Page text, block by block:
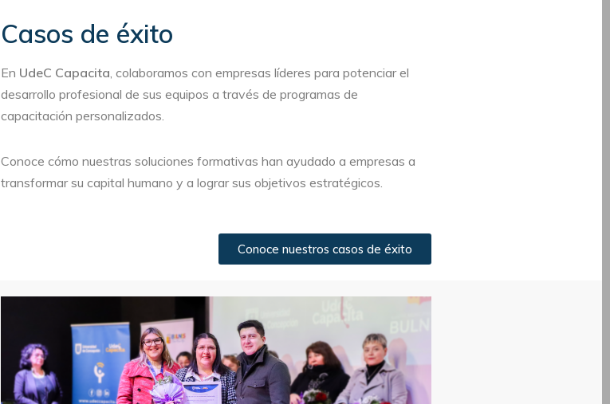
Casos de éxito
En UdeC Capacita, colaboramos con empresas líderes para potenciar el
desarrollo profesional de sus equipos a través de programas de
capacitación personalizados.
Conoce cómo nuestras soluciones formativas han ayudado a empresas a
transformar su capital humano y a lograr sus objetivos estratégicos.
Conoce nuestros casos de éxito